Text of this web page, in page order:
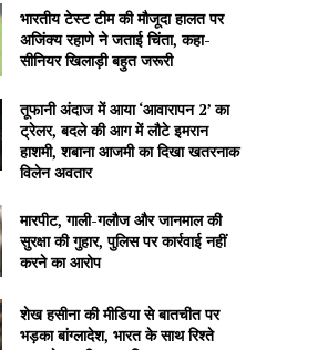
भारतीय टेस्ट टीम की मौजूदा हालत पर
अजिंक्य रहाणे ने जताई चिंता, कहा-
सीनियर खिलाड़ी बहुत जरूरी
तूफानी अंदाज में आया ‘आवारापन 2’ का
ट्रेलर, बदले की आग में लौटे इमरान
हाशमी, शबाना आजमी का दिखा खतरनाक
विलेन अवतार
मारपीट, गाली-गलौज और जानमाल की
सुरक्षा की गुहार, पुलिस पर कार्रवाई नहीं
करने का आरोप
शेख हसीना की मीडिया से बातचीत पर
भड़का बांग्लादेश, भारत के साथ रिश्ते